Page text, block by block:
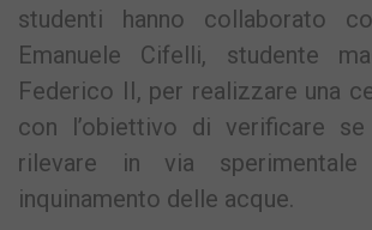
studenti hanno collaborato
Emanuele Cifelli, studente
Federico II, per realizzare una
con l’obiettivo di verificare
rilevare in via
inquinamento delle acque.